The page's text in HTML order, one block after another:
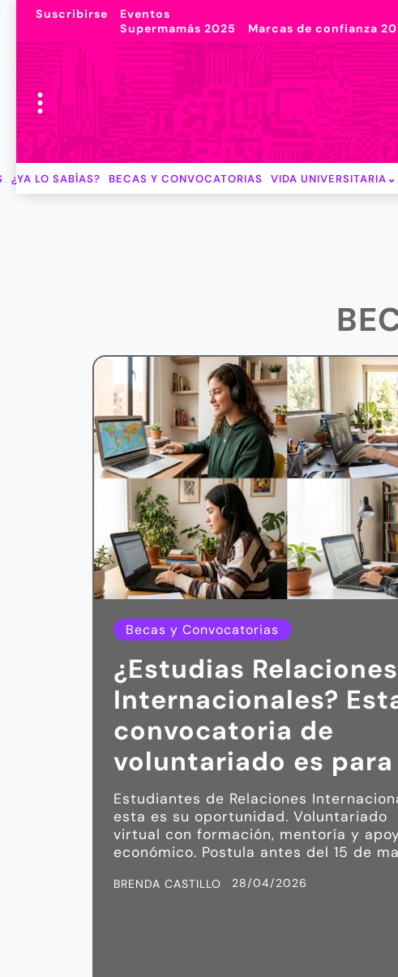
Suscribirse
Eventos
Supermamás 2025
Marcas de confianza
¿YA LO SABÍAS? BECAS Y CONVOCATORIAS VIDA UNIVERSITARIA
Becas y Convocatorias
¿Estudias Relaciones
Internacionales?
convocatoria de
voluntariado es
Estudiantes de Relaciones
esta es su oportunidad. Voluntariado
virtual con formación, mentoría y
económico. Postula antes del 15 de
BRENDA CASTILLO 28/04/2026